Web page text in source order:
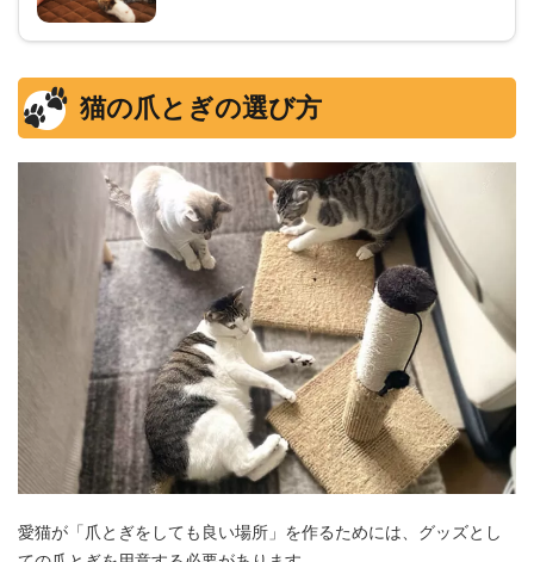
猫の爪とぎの選び方
愛猫が「爪とぎをしても良い場所」を作るためには、グッズとし